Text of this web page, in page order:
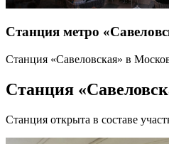
Станция метро
Станция «Савеловская» в
Станция
Станция открыта в составе